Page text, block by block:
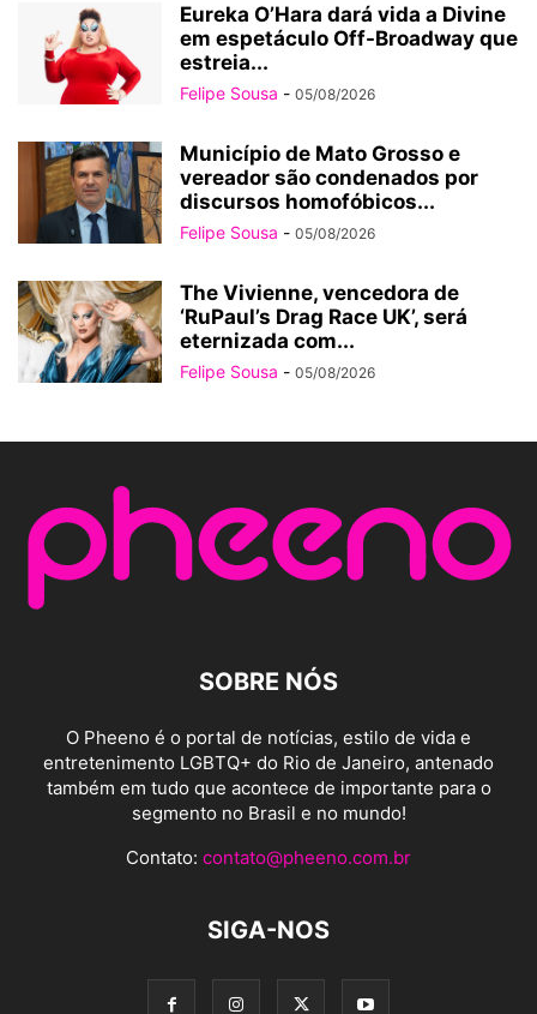
Eureka O’Hara dará vida a Divine
em espetáculo Off-Broadway que
estreia...
Felipe Sousa - 05/08/2026
Município de Mato Grosso e
vereador são condenados por
discursos homofóbicos...
Felipe Sousa - 05/08/2026
The Vivienne, vencedora de
‘RuPaul’s Drag Race UK’, será
eternizada com...
Felipe Sousa - 05/08/2026
SOBRE NÓS
O Pheeno é o portal de notícias, estilo de vida e
entretenimento LGBTQ+ do Rio de Janeiro, antenado
também em tudo que acontece de importante para o
segmento no Brasil e no mundo!
Contato: contato@pheeno.com.br
SIGA-NOS